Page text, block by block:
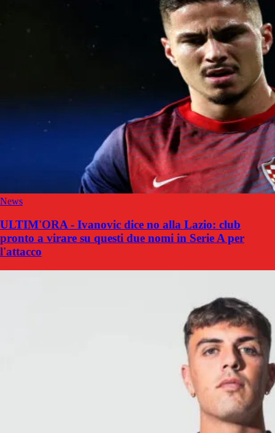
News
ULTIM'ORA - Ivanovic dice no alla Lazio: club
pronto a virare su questi due nomi in Serie A per
l'attacco